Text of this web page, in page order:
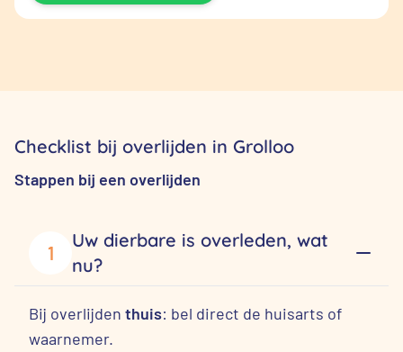
Checklist bij overlijden in Grolloo
Stappen bij een overlijden
1
Uw dierbare is overleden, wat
nu?
Bij overlijden thuis: bel direct de huisarts of
waarnemer.